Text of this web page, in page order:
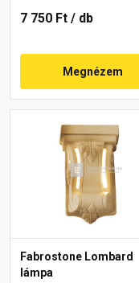
7 750 Ft / db
Megnézem
Fabrostone Lombard
lámpa